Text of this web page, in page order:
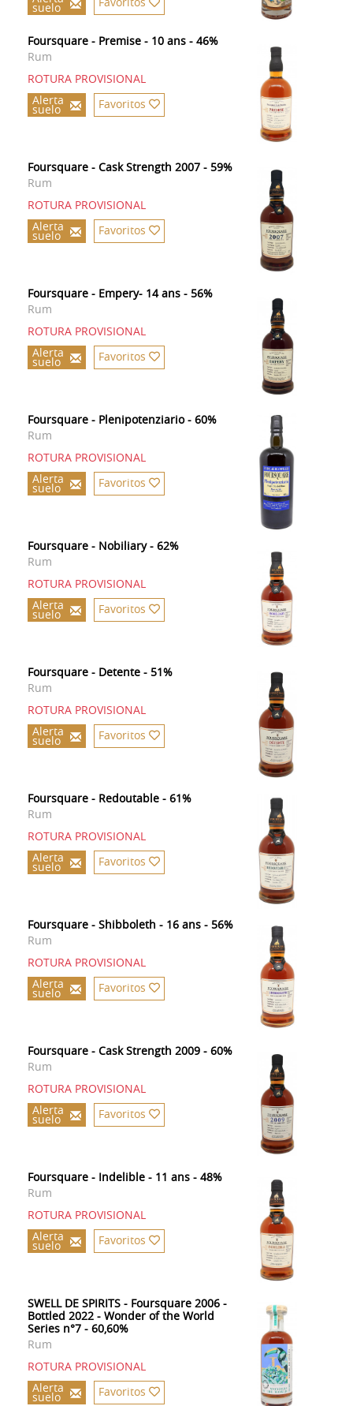
suelo
Foursquare - Premise - 10 ans - 46%
Rum
ROTURA PROVISIONAL
Alerta
suelo Favoritos
Foursquare - Cask Strength 2007 - 59%
Rum
ROTURA PROVISIONAL
Alerta
suelo Favoritos
Foursquare - Empery- 14 ans - 56%
Rum
ROTURA PROVISIONAL
Alerta
suelo Favoritos
Foursquare - Plenipotenziario - 60%
Rum
ROTURA PROVISIONAL
Alerta
suelo Favoritos
Foursquare - Nobiliary - 62%
Rum
ROTURA PROVISIONAL
Alerta
suelo Favoritos
Foursquare - Detente - 51%
Rum
ROTURA PROVISIONAL
Alerta
suelo Favoritos
Foursquare - Redoutable - 61%
Rum
ROTURA PROVISIONAL
Alerta
suelo Favoritos
Foursquare - Shibboleth - 16 ans - 56%
Rum
ROTURA PROVISIONAL
Alerta
suelo Favoritos
Foursquare - Cask Strength 2009 - 60%
Rum
ROTURA PROVISIONAL
Alerta
suelo Favoritos
Foursquare - Indelible - 11 ans - 48%
Rum
ROTURA PROVISIONAL
Alerta
suelo Favoritos
SWELL DE SPIRITS - Foursquare 2006 -
Bottled 2022 - Wonder of the World
Series n°7 - 60,60%
Rum
ROTURA PROVISIONAL
Alerta
suelo Favoritos